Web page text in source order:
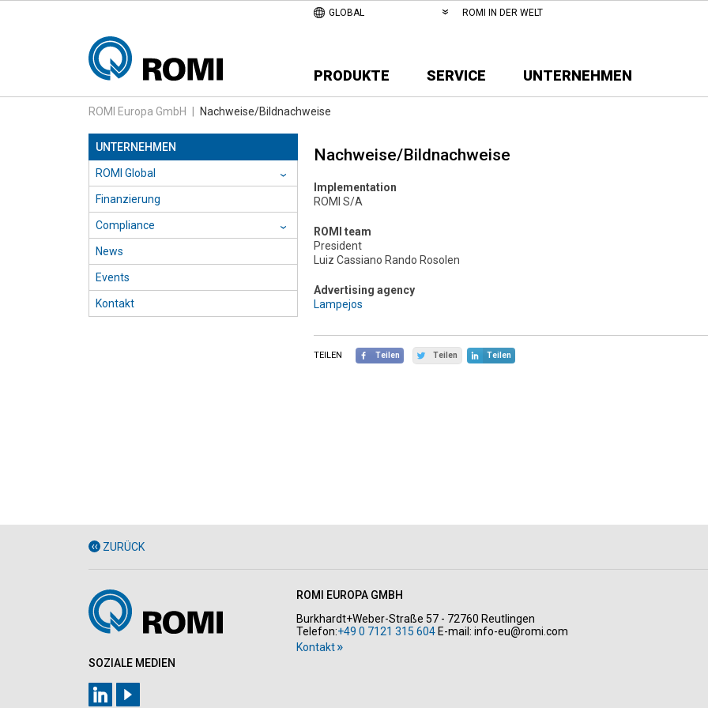
GLOBAL ROMI IN DER WELT
PRODUKTE SERVICE UNTERNEHMEN
ROMI Europa GmbH Nachweise/Bildnachweise
UNTERNEHMEN
ROMI Global
Finanzierung
Compliance
News
Events
Kontakt
Nachweise/Bildnachweise
Implementation
ROMI S/A
ROMI team
President
Luiz Cassiano Rando Rosolen
Advertising agency
Lampejos
TEILEN Teilen Teilen Teilen
ZURÜCK
SOZIALE MEDIEN
ROMI EUROPA GMBH
Burkhardt+Weber-Straße 57 - 72760 Reutlingen
Telefon:+49 0 7121 315 604 E-mail:info-eu@romi.com
Kontakt